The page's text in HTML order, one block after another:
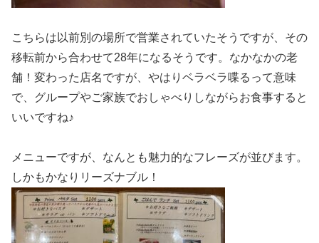
こちらは以前別の場所で営業されていたそうですが、その
移転前から合わせて28年になるそうです。なかなかの老
舗！変わった店名ですが、やはりベラベラ喋るって意味
で、グループやご家族でおしゃべりしながらお食事すると
いいですね♪
メニューですが、なんとも魅力的なフレーズが並びます。
しかもかなりリーズナブル！